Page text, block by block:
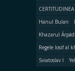
Hanul Bulan
Khazarul Árpád
Regele Iosif al
Sviatoslav I